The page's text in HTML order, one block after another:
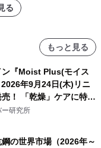
る
もっと見る
ン『Moist Plus(モイス
2026年9月24日(木)リニ
！ 「乾燥」ケアに特化
で潤いに満ちた肌へ
研究所
の世界市場（2026年～